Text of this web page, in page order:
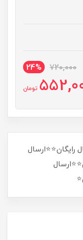
720,000
24%
تومان
رایگان⭐⭐ارسال